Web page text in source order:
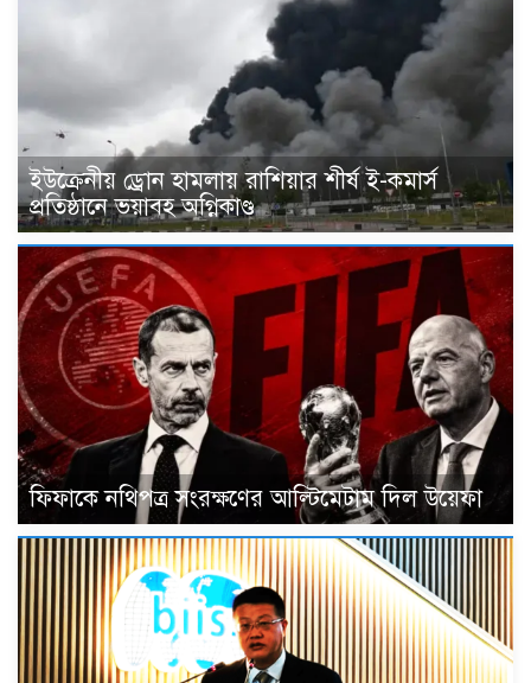
ইউক্রেনীয় ড্রোন হামলায় রাশিয়ার শীর্ষ ই-কমার্স
প্রতিষ্ঠানে ভয়াবহ অগ্নিকাণ্ড
ফিফাকে নথিপত্র সংরক্ষণের আল্টিমেটাম দিল উয়েফা